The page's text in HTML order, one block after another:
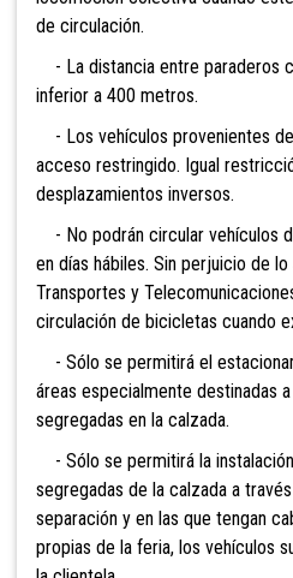
de circulación.
- La distancia entre paraderos
inferior a 400 metros.
- Los vehículos provenientes
acceso restringido. Igual
desplazamientos inversos.
- No podrán circular vehículos
en días hábiles. Sin perjuicio de
Transportes y
circulación de bicicletas cuando
- Sólo se permitirá el
áreas especialmente destinadas
segregadas en la calzada.
- Sólo se permitirá la
segregadas de la calzada a
separación y en las que tengan
propias de la feria, los vehículos